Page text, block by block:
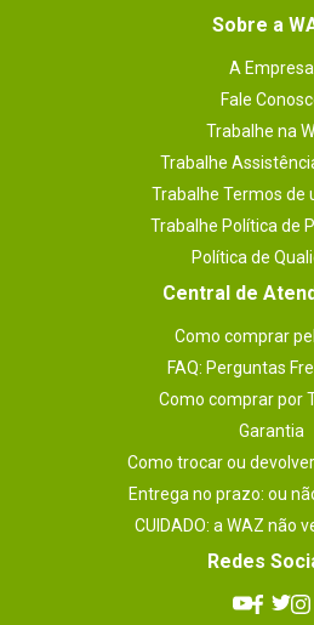
Requer
online
registro
online podem
Acessórios
Não
1 ~ 7 (2 ~ 22
Plataforma_filtro
Sobre a
A Empresa
Fale
Trabalhe na
Trabalhe
Trabalhe Termos de
Trabalhe Política de
Política de
Central de
Como comprar
FAQ: Perguntas
Como comprar por
Garantia
Como trocar ou
Entrega no prazo: ou
CUIDADO: a WAZ não
Redes